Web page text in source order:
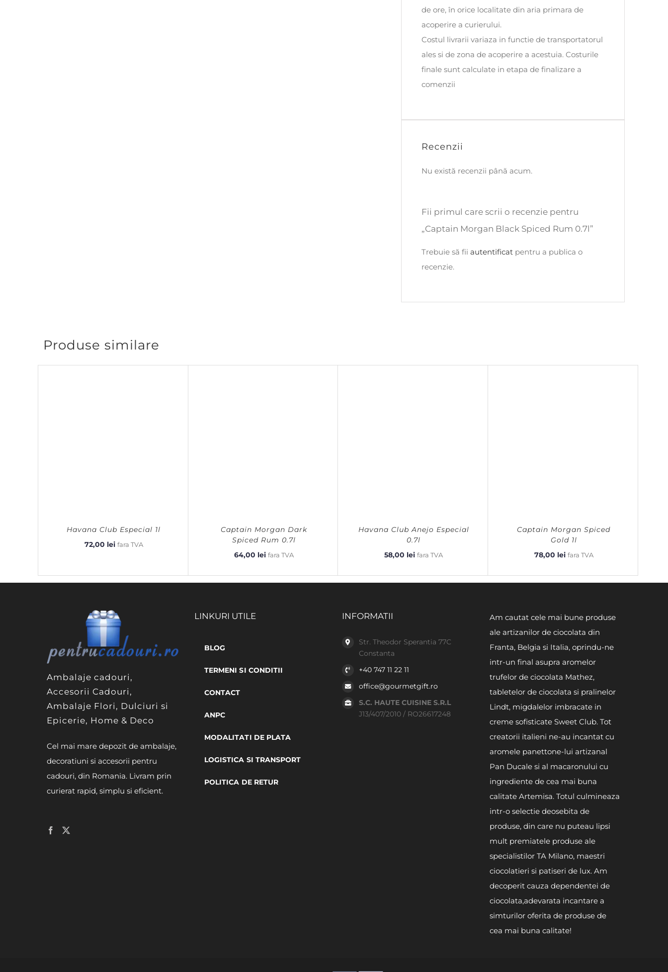
de ore, în orice localitate din aria primara de
acoperire a curierului.
Costul livrarii variaza in functie de transportatorul
ales si de zona de acoperire a acestuia. Costurile
finale sunt calculate in etapa de finalizare a
comenzii
Recenzii
Nu există recenzii până acum.
Fii primul care scrii o recenzie pentru
„Captain Morgan Black Spiced Rum 0.7l”
Trebuie să fii autentificat pentru a publica o
recenzie.
Produse similare
Havana Club Especial 1l
72,00 lei fara TVA
Captain Morgan Dark
Spiced Rum 0.7l
64,00 lei fara TVA
Havana Club Anejo Especial
0.7l
58,00 lei fara TVA
Captain Morgan Spiced
Gold 1l
78,00 lei fara TVA
Ambalaje cadouri,
Accesorii Cadouri,
Ambalaje Flori, Dulciuri si
Epicerie, Home & Deco
Cel mai mare depozit de ambalaje,
decoratiuni si accesorii pentru
cadouri, din Romania. Livram prin
curierat rapid, simplu si eficient.
LINKURI UTILE
BLOG
TERMENI SI CONDITII
CONTACT
ANPC
MODALITATI DE PLATA
LOGISTICA SI TRANSPORT
POLITICA DE RETUR
INFORMATII
Str. Theodor Sperantia 77C
Constanta
+40 747 11 22 11
office@gourmetgift.ro
S.C. HAUTE CUISINE S.R.L
J13/407/2010 / RO26617248
Am cautat cele mai bune produse
ale artizanilor de ciocolata din
Franta, Belgia si Italia, oprindu-ne
intr-un final asupra aromelor
trufelor de ciocolata Mathez,
tabletelor de ciocolata si pralinelor
Lindt, migdalelor imbracate in
creme sofisticate Sweet Club. Tot
creatorii italieni ne-au incantat cu
aromele panettone-lui artizanal
Pan Ducale si al macaronului cu
ingrediente de cea mai buna
calitate Artemisa. Totul culmineaza
intr-o selectie deosebita de
produse, din care nu puteau lipsi
mult premiatele produse ale
specialistilor TA Milano, maestri
ciocolatieri si patiseri de lux. Am
decoperit cauza dependentei de
ciocolata,adevarata incantare a
simturilor oferita de produse de
cea mai buna calitate!